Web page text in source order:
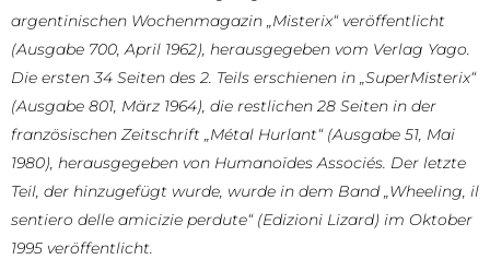
argentinischen Wochenmagazin „Misterix“ veröffentlicht
(Ausgabe 700, April 1962), herausgegeben vom Verlag Yago.
Die ersten 34 Seiten des 2. Teils erschienen in „SuperMisterix“
(Ausgabe 801, März 1964), die restlichen 28 Seiten in der
französischen Zeitschrift „Métal Hurlant“ (Ausgabe 51, Mai
1980), herausgegeben von Humanoïdes Associés. Der letzte
Teil, der hinzugefügt wurde, wurde in dem Band „Wheeling, il
sentiero delle amicizie perdute“ (Edizioni Lizard) im Oktober
1995 veröffentlicht.